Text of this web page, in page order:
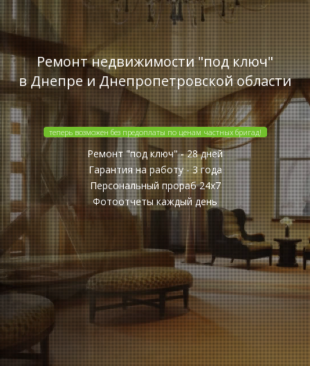
Ремонт недвижимости "под ключ"
в Днепре и Днепропетровской области
теперь возможен без предоплаты по ценам частных бригад!
Ремонт "под ключ" - 28 дней
Гарантия на работу - 3 года
Персональный прораб 24x7
Фотоотчеты каждый день